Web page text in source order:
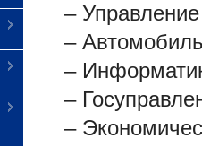
–
–
–
–
–